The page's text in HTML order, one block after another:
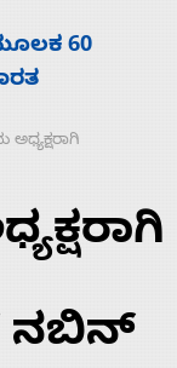
ನಡೆಸಲು
ಅಧ್ಯಕ್ಷರಾಗಿ
ನಬಿನ್